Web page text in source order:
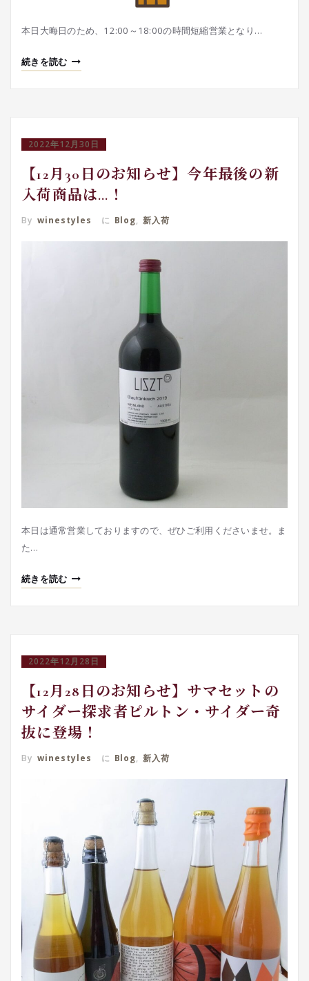
本日大晦日のため、12:00～18:00の時間短縮営業となり…
続きを読む
2022年12月30日
【12月30日のお知らせ】今年最後の新
入荷商品は…！
By winestyles に Blog, 新入荷
本日は通常営業しておりますので、ぜひご利用くださいませ。ま
た…
続きを読む
2022年12月28日
【12月28日のお知らせ】サマセットの
サイダー探求者ピルトン・サイダー奇
抜に登場！
By winestyles に Blog, 新入荷